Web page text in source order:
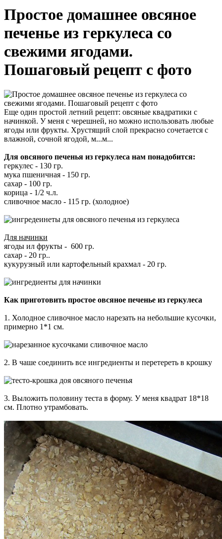
Простое домашнее овсяное
печенье из геркулеса со
свежими ягодами.
Пошаговый рецепт с фото
Еще один простой летний рецепт: овсяные квадратики с
начинкой. У меня с черешней, но можно использовать любые
ягоды или фрукты. Хрустящий слой прекрасно сочетается с
влажной, сочной ягодой, м...м...
Для овсяного печенья из геркулеса нам понадобится:
геркулес - 130 гр.
мука пшеничная - 150 гр.
сахар - 100 гр.
корица - 1/2 ч.л.
сливочное масло - 115 гр. (холодное)
Для начинки
ягоды ил фрукты - 600 гр.
сахар - 20 гр..
кукурузный или картофельный крахмал - 20 гр.
Как приготовить простое овсяное печенье из геркулеса
1. Холодное сливочное масло нарезать на небольшие кусочки,
примерно 1*1 см.
2. В чаше соединить все ингредиенты и перетереть в крошку
3. Выложить половину теста в форму. У меня квадрат 18*18
см. Плотно утрамбовать.